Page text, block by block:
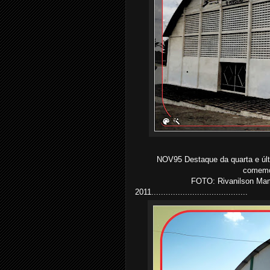
NOV95 Destaque da quarta e
FOTO: Rivanilson
2011........................................